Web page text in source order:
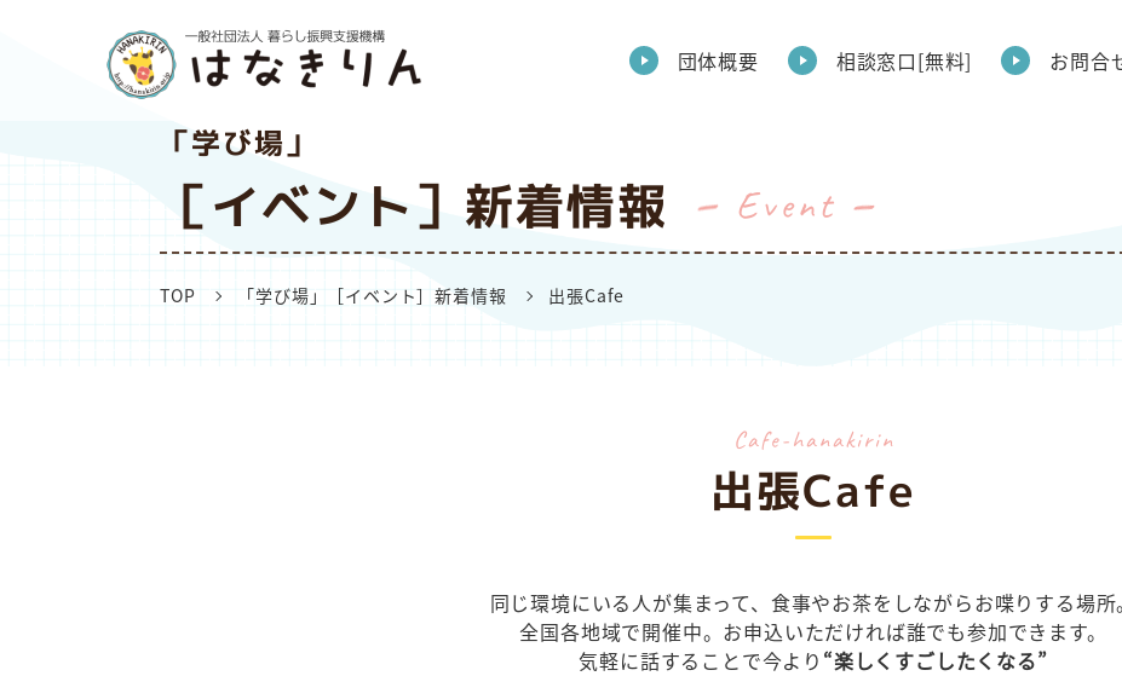
団体概要 相談窓口[無料] お問合
「学び場」
［イベント］新着情報 Event
TOP 「学び場」［イベント］新着情報 出張Cafe
cafe-hanakirin
出張Cafe
同じ環境にいる人が集まって、食事やお茶をしながらお喋りする場所。
全国各地域で開催中。お申込いただければ誰でも参加できます。
気軽に話することで今より “楽しくすごしたくなる”